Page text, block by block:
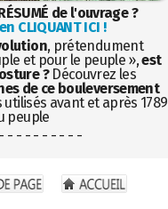
de l'ouvrage ?
CLIQUANT ICI !
, prétendument
et pour le peuple »,est
?Découvrez les
de ce bouleversement
avant et après 1789
peuple
- - - - - - - - -